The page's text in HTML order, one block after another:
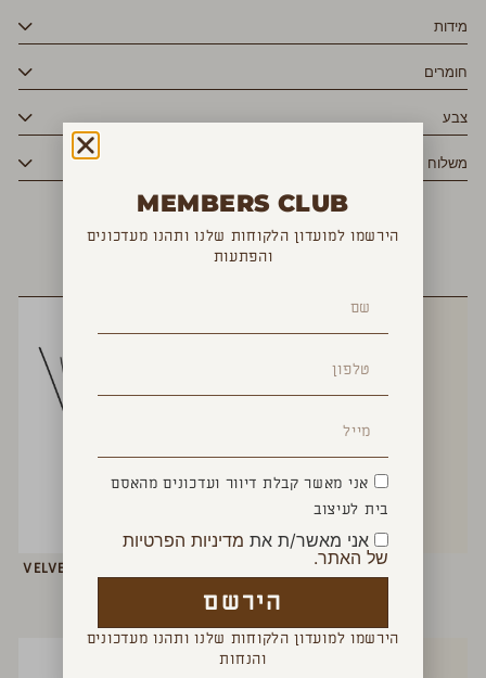
מידות
חומרים
צבע
משלוח
MEMBERS CLUB
הירשמו למועדון הלקוחות שלנו ותהנו מעדכונים
והפתעות
אני מאשר קבלת דיוור ועדכונים מהאסם
בית לעיצוב
אני מאשר/ת את מדיניות הפרטיות
של האתר.
הירשם
הירשמו למועדון הלקוחות שלנו ותהנו מעדכונים
והנחות